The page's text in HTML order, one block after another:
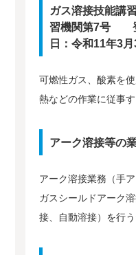
ガス溶接技能講
習機関第7号
日：令和11年3月
可燃性ガス、酸素を
熱などの作業に従事
アーク溶接等の
アーク溶接業務（手
ガスシールドアーク
接、自動溶接）を行